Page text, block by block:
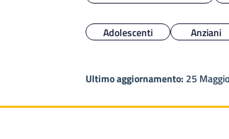
Adolescenti Anziani
Ultimo aggiornamento: 25